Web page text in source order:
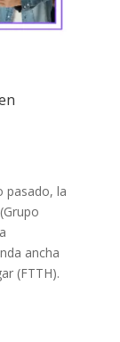
pasado, la
ancha
(FTTH).